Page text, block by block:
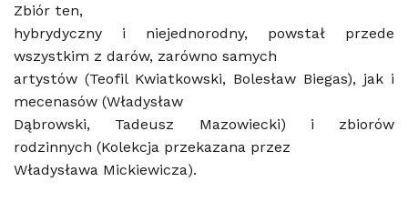
Zbiór ten,
hybrydyczny i niejednorodny, powstał przede
wszystkim z darów, zarówno samych
artystów (Teofil Kwiatkowski, Bolesław Biegas), jak i
mecenasów (Władysław
Dąbrowski, Tadeusz Mazowiecki) i zbiorów
rodzinnych (Kolekcja przekazana przez
Władysława Mickiewicza).